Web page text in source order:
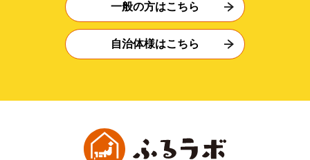
一般の方はこちら
自治体様はこちら